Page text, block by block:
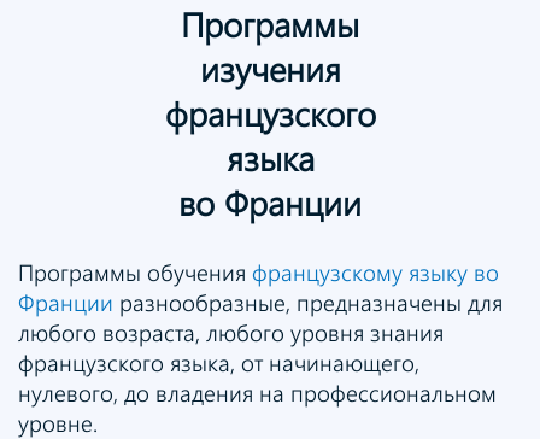
Программы
изучения
французского
языка
во Франции
Программы обучения французскому языку во
Франции разнообразные, предназначены для
любого возраста, любого уровня знания
французского языка, от начинающего,
нулевого, до владения на профессиональном
уровне.